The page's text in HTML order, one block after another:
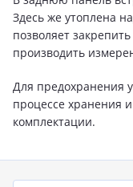
Здесь же утоплена
позволяет
производить
Для предохранения
процессе хранения
комплектации.